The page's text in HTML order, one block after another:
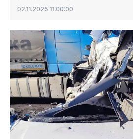
02.11.2025 11:00:00